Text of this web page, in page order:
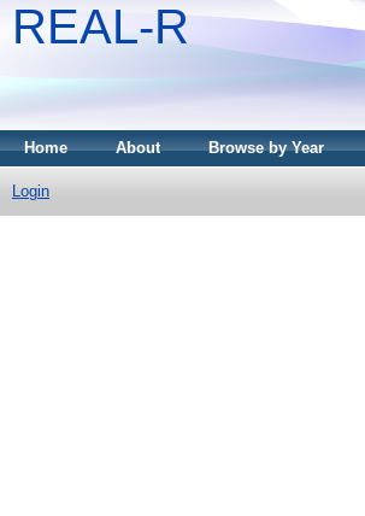
REAL-R
Home About Browse by Year
Login